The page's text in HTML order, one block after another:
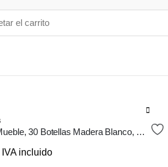
el carrito
Botellero Mueble, 30 Botellas Madera Blanco, estilo Shabby Chic
IVA incluido